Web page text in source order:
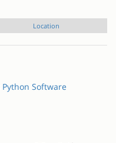
Location
Python Software